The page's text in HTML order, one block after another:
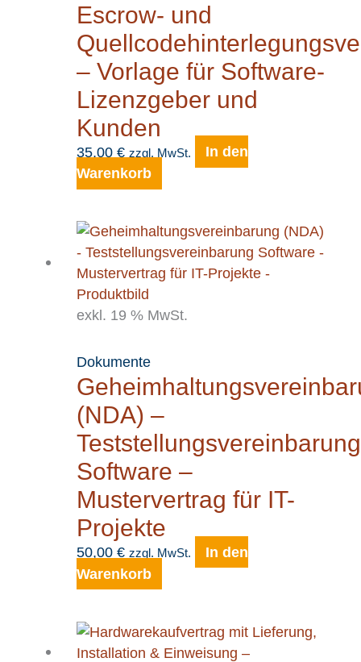
Escrow- und
– Vorlage für Software-
Lizenzgeber und
Kunden
35,00 € zzgl. MwSt.
In den
Warenkorb
exkl. 19 % MwSt.
Dokumente
(NDA) –
Teststellungsvereinbarung
Software –
Mustervertrag für IT-
Projekte
50,00 € zzgl. MwSt.
In den
Warenkorb